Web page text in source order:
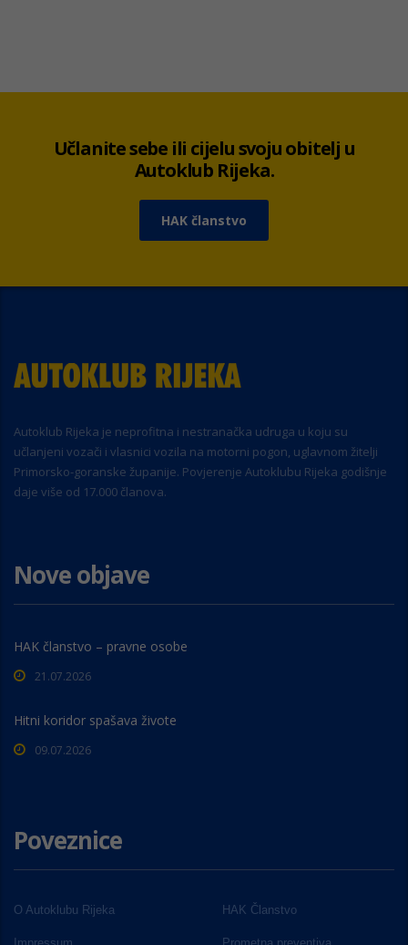
Učlanite sebe ili cijelu svoju obitelj u
Autoklub Rijeka.
HAK članstvo
Autoklub Rijeka je neprofitna i nestranačka udruga u koju su
učlanjeni vozači i vlasnici vozila na motorni pogon, uglavnom žitelji
Primorsko-goranske županije. Povjerenje Autoklubu Rijeka godišnje
daje više od 17.000 članova.
Nove objave
HAK članstvo – pravne osobe
21.07.2026
Hitni koridor spašava živote
09.07.2026
Poveznice
O Autoklubu Rijeka HAK Članstvo